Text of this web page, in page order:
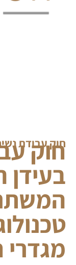
חוק עבודת
חוק
בעידן